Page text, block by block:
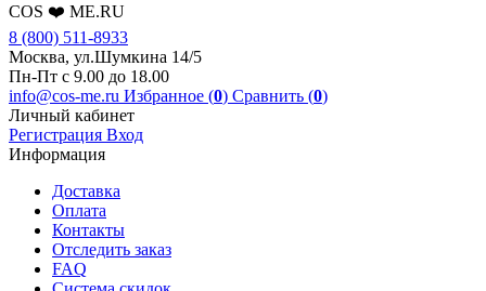
COS ❤️ ME.RU
8 (800) 511-8933
Москва, ул.Шумкина 14/5
Пн-Пт с 9.00 до 18.00
info@cos-me.ru Избранное (0) Сравнить (0)
Личный кабинет
Регистрация Вход
Информация
Доставка
Оплата
Контакты
Отследить заказ
FAQ